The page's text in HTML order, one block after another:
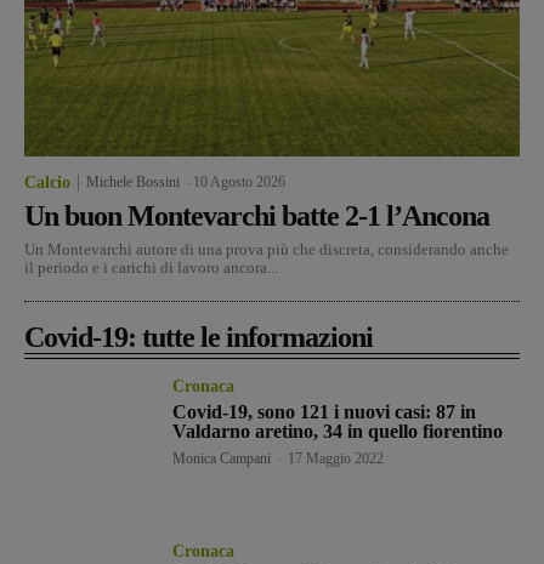
Calcio Michele Bossini 10 Agosto 2026
Un buon Montevarchi batte 2-1 l’Ancona
Un Montevarchi autore di una prova più che discreta, considerando anche
il periodo e i carichi di lavoro ancora...
Covid-19: tutte le informazioni
Cronaca
Covid-19, sono 121 i nuovi casi: 87 in
Valdarno aretino, 34 in quello fiorentino
Monica Campani 17 Maggio 2022
Cronaca